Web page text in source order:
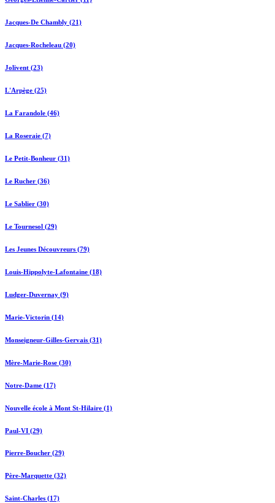
Jacques-De Chambly (21)
Jacques-Rocheleau (20)
Jolivent (23)
L'Arpège (25)
La Farandole (46)
La Roseraie (7)
Le Petit-Bonheur (31)
Le Rucher (36)
Le Sablier (30)
Le Tournesol (29)
Les Jeunes Découvreurs (79)
Louis-Hippolyte-Lafontaine (18)
Ludger-Duvernay (9)
Marie-Victorin (14)
Monseigneur-Gilles-Gervais (31)
Mère-Marie-Rose (30)
Notre-Dame (17)
Nouvelle école à Mont St-Hilaire (1)
Paul-VI (29)
Pierre-Boucher (29)
Père-Marquette (32)
Saint-Charles (17)